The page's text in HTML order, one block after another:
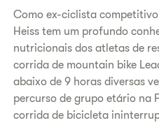
Como ex-ciclista
Heiss tem um profundo
nutricionais dos atletas de
corrida de mountain bike
abaixo de 9 horas diversas
percurso de grupo etário na
corrida de bicicleta